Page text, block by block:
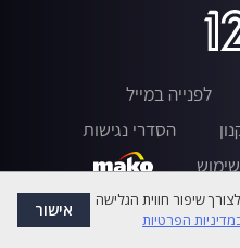
לפנייה במייל
הסדרי נגישות
לידיעתך, אנו משתמשים בקבצי Cookies לצורך שיפור חווית הגלישה
הפרטיות אישור